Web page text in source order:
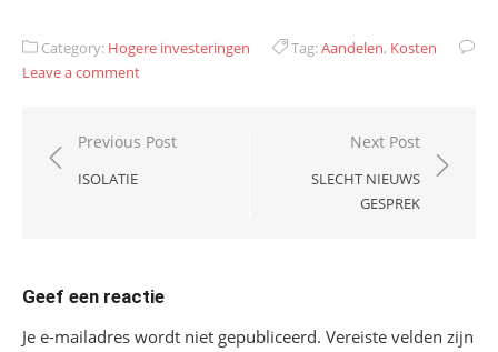
Category: Hogere investeringen Tag:Aandelen, Kosten
Leave a comment
Bericht
navigatie
Previous Post
ISOLATIE
Next Post
SLECHT NIEUWS
GESPREK
Geef een reactie
Je e-mailadres wordt niet gepubliceerd. Vereiste velden zijn